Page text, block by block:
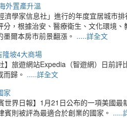
外置產升溫
濟學家信息社」進行的年度宜居城市
分，根據治安、醫療衛生、文化環境
爾本房市前景翻漲。 .....詳全文
隆坡4大商場
】旅遊網站Expedia（智遊網）日前
歸。 .....詳全文
家
世界日報】1月21日公布的一項美國
則被評為最適合於創業的國家。 .....